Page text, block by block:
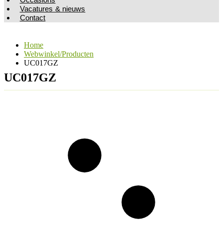
Vacatures & nieuws
Contact
Home
Webwinkel/Producten
UC017GZ
UC017GZ